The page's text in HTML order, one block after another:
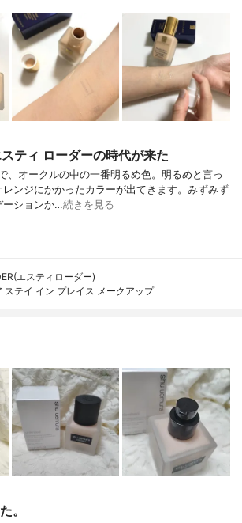
ティ ローダーの時代が来た
、オークルの中の一番明るめ色。明るめと言っ
ンジにかかったカラーが出てきます。みずみず
ーションか…続きを見る
エスティローダー)
ステイ イン プレイス メークアップ
。